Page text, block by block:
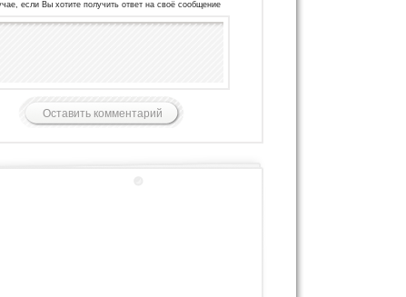
если Вы хотите получить ответ на своё сообщение